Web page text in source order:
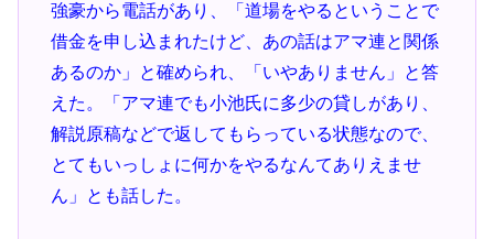
強豪から電話があり、「道場をやるということで
借金を申し込まれたけど、あの話はアマ連と関係
あるのか」と確められ、「いやありません」と答
えた。「アマ連でも小池氏に多少の貸しがあり、
解説原稿などで返してもらっている状態なので、
とてもいっしょに何かをやるなんてありえませ
ん」とも話した。